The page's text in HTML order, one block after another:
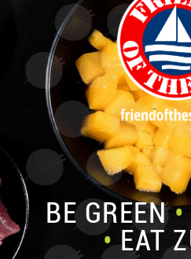
BE GREEN•
•EAT